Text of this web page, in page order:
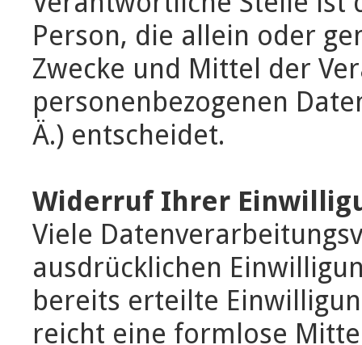
Person, die allein oder
Zwecke und Mittel der
personenbezogenen
Ä.) entscheidet.
Widerruf Ihrer
Viele
ausdrücklichen
bereits erteilte
reicht eine formlose